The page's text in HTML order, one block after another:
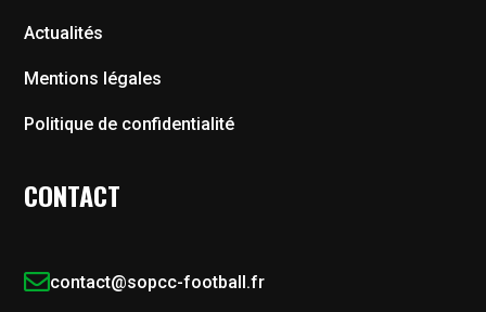
Actualités
Mentions légales
Politique de confidentialité
CONTACT
contact@sopcc-football.fr